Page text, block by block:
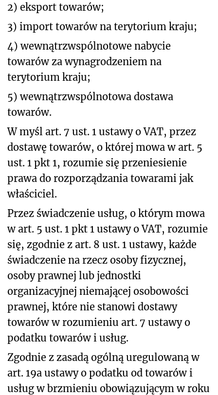
2) eksport towarów;
3) import towarów na terytorium kraju;
4) wewnątrzwspólnotowe nabycie
towarów za wynagrodzeniem na
terytorium kraju;
5) wewnątrzwspólnotowa dostawa
towarów.
W myśl art. 7 ust. 1 ustawy o VAT, przez
dostawę towarów, o której mowa w art. 5
ust. 1 pkt 1, rozumie się przeniesienie
prawa do rozporządzania towarami jak
właściciel.
Przez świadczenie usług, o którym mowa
w art. 5 ust. 1 pkt 1 ustawy o VAT, rozumie
się, zgodnie z art. 8 ust. 1 ustawy, każde
świadczenie na rzecz osoby fizycznej,
osoby prawnej lub jednostki
organizacyjnej niemającej osobowości
prawnej, które nie stanowi dostawy
towarów w rozumieniu art. 7 ustawy o
podatku towarów i usług.
Zgodnie z zasadą ogólną uregulowaną w
art. 19a ustawy o podatku od towarów i
usług w brzmieniu obowiązującym w roku